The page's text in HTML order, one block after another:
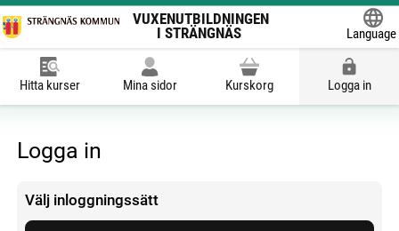
VUXENUTBILDNINGEN
I STRÄNGNÄS
Language
Hitta kurser Mina sidor Kurskorg Logga in
Logga in
Välj inloggningssätt